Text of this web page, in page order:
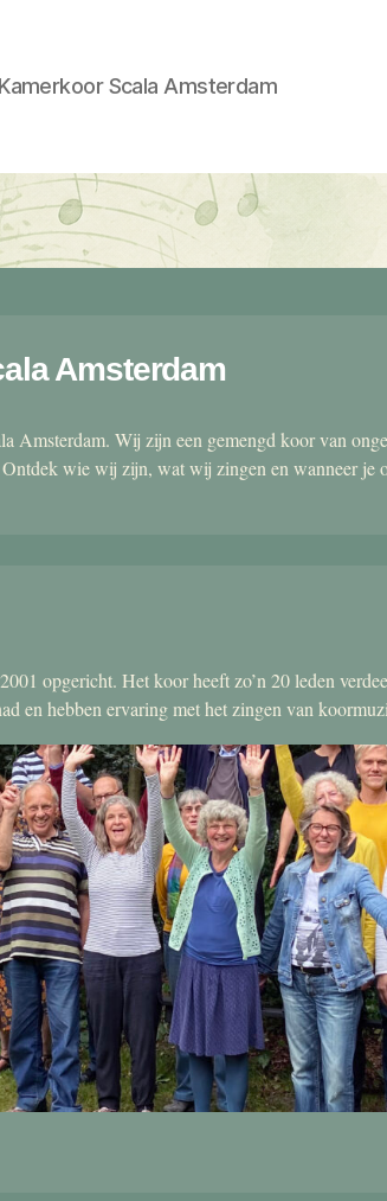
Kamerkoor Scala Amsterdam
Amsterdam
Amsterdam. Wij zijn een gemengd koor van
wie wij zijn, wat wij zingen en wanneer je
opgericht. Het koor heeft zo’n 20 leden
en hebben ervaring met het zingen van